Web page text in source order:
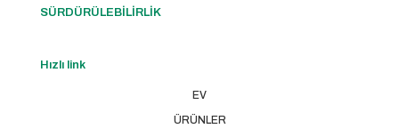
SÜRDÜRÜLEBİLİRLİK
Hızlı link
EV
ÜRÜNLER